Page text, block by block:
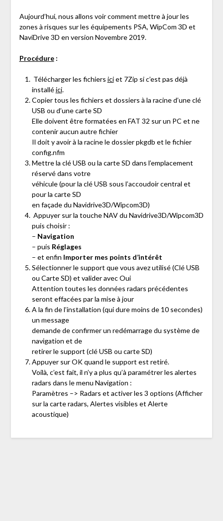
Aujourd’hui, nous allons voir comment mettre à jour les
zones à risques sur les équipements PSA, WipCom 3D et
NaviDrive 3D en version Novembre 2019.
Procédure:
Télécharger les fichiers iciet 7Zip si c’est pas déjà
installéici.
Copier tous les fichiers et dossiers à la racine d’une clé
USB ou d’une carte SD
Elle doivent être formatées en FAT 32 sur un PC et ne
contenir aucun autre fichier
Il doit y avoir à la racine le dossier pkgdb et le fichier
config.nfm
Mettre la clé USB ou la carte SD dans l’emplacement
réservé dans votre
véhicule (pour la clé USB sous l’accoudoir central et
pour la carte SD
en façade du Navidrive3D/Wipcom3D)
Appuyer sur la touche NAV du Navidrive3D/Wipcom3D
puis choisir :
– Navigation
– puis Réglages
– et enfin Importer mes points d’intérêt
Sélectionner le support que vous avez utilisé (Clé USB
ou Carte SD) et valider avec Oui
Attention toutes les données radars précédentes
seront effacées par la mise à jour
A la fin de l’installation (qui dure moins de 10 secondes)
un message
demande de confirmer un redémarrage du système de
navigation et de
retirer le support (clé USB ou carte SD)
Appuyer sur OK quand le support est retiré.
Voilà, c’est fait, il n’y a plus qu’à paramétrer les alertes
radars dans le menu Navigation :
Paramètres –> Radars et activer les 3 options (Afficher
sur la carte radars, Alertes visibles et Alerte
acoustique)